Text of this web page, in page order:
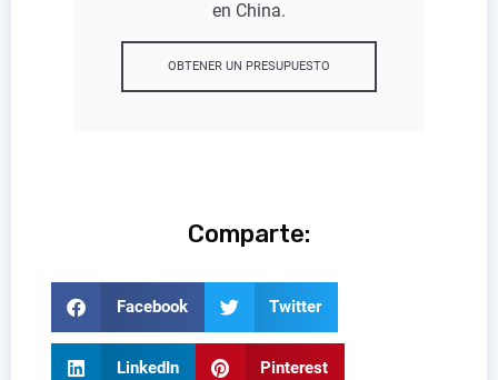
en China.
OBTENER UN PRESUPUESTO
Comparte:
Facebook Twitter
LinkedIn Pinterest